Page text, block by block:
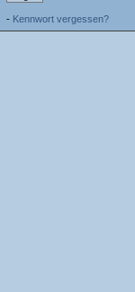
- Kennwort vergessen?